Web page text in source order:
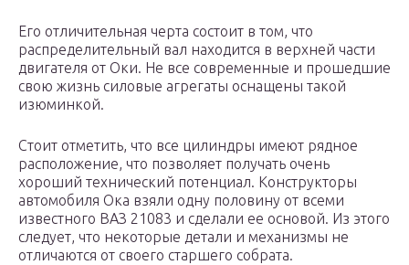
Его отличительная черта состоит в том, что
распределительный вал находится в верхней части
двигателя от Оки. Не все современные и прошедшие
свою жизнь силовые агрегаты оснащены такой
изюминкой.
Стоит отметить, что все цилиндры имеют рядное
расположение, что позволяет получать очень
хороший технический потенциал. Конструкторы
автомобиля Ока взяли одну половину от всеми
известного ВАЗ 21083 и сделали ее основой. Из этого
следует, что некоторые детали и механизмы не
отличаются от своего старшего собрата.